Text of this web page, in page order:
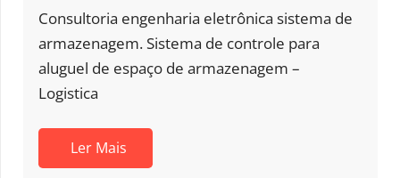
engenharia eletrônica sistema de
Sistema de controle para
de espaço de armazenagem –